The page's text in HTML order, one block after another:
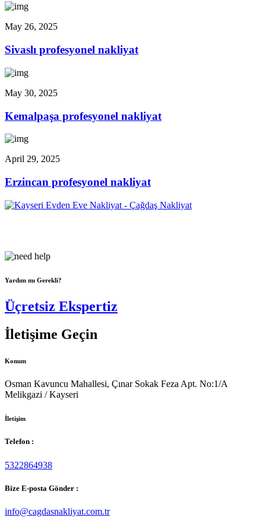
May 26, 2025
Sivaslı profesyonel nakliyat
May 30, 2025
Kemalpaşa profesyonel nakliyat
April 29, 2025
Erzincan profesyonel nakliyat
Yardım mı Gerekli?
Üçretsiz Ekspertiz
İletişime Geçin
Konum
Osman Kavuncu Mahallesi, Çınar Sokak Feza Apt. No:1/A
Melikgazi / Kayseri
İletişim
Telefon :
5322864938
Bize E-posta Gönder :
info@cagdasnakliyat.com.tr